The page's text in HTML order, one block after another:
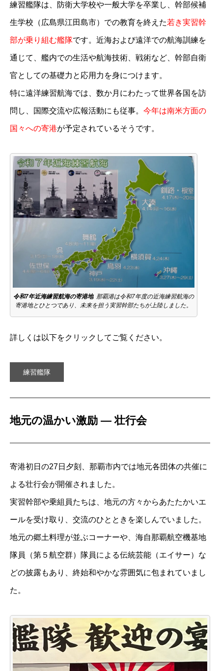
練習艦隊は、防衛大学校や一般大学を卒業し、幹部候補
生学校（広島県江田島市）での教育を終えた若き実習幹
部が乗り組む艦隊です。近海および遠洋での航海訓練を
通じて、艦内での生活や航海技術、戦術など、幹部自衛
官としての基礎力と応用力を身につけます。
特に遠洋練習航海では、数か月にわたって世界各国を訪
問し、国際交流や広報活動にも従事。 今年は南米方面の
国々への寄港が予定されているそうです。
令和7年近海練習航海の寄港地那覇港は令和7年度の近海練習航海の
寄港地とひとつであり、未来を担う実習幹部たちが上陸しました。
詳しくは以下をクリックしてご覧ください。
練習艦隊
地元の温かい激励 ― 壮行会
寄港初日の27日夕刻、那覇市内では地元各団体の共催に
よる壮行会が開催されました。
実習幹部や乗組員たちは、地元の方々からあたたかいエ
ールを受け取り、交流のひとときを楽しんでいました。
地元の郷土料理が並ぶコーナーや、海自那覇航空機基地
隊員（第５航空群）隊員による伝統芸能（エイサー）な
どの披露もあり、終始和やかな雰囲気に包まれていまし
た。